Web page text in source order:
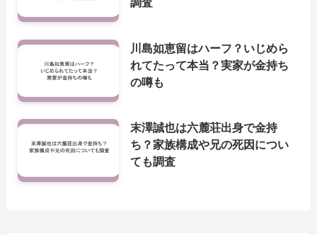
川島如恵留はハーフ？いじめら
れてたって本当？実家が金持ち
の噂も
末澤誠也は六麓荘出身で金持
ち？家族構成や兄の死因につい
ても調査